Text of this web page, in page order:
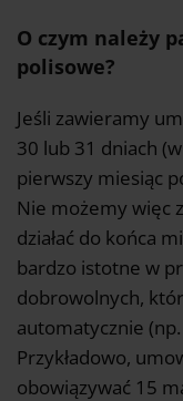
O czym należy
polisowe?
Jeśli zawieramy
30 lub 31 dniach
pierwszy miesiąc
Nie możemy więc
działać do końca
bardzo istotne w
dobrowolnych,
automatycznie (np.
Przykładowo,
obowiązywać 15